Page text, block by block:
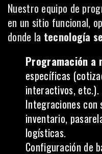
Nuestro equipo de
en un sitio funcional,
donde la tecnología
Programación a
específicas
interactivos, etc.).
Integraciones con
inventario,
logísticas.
Configuración de